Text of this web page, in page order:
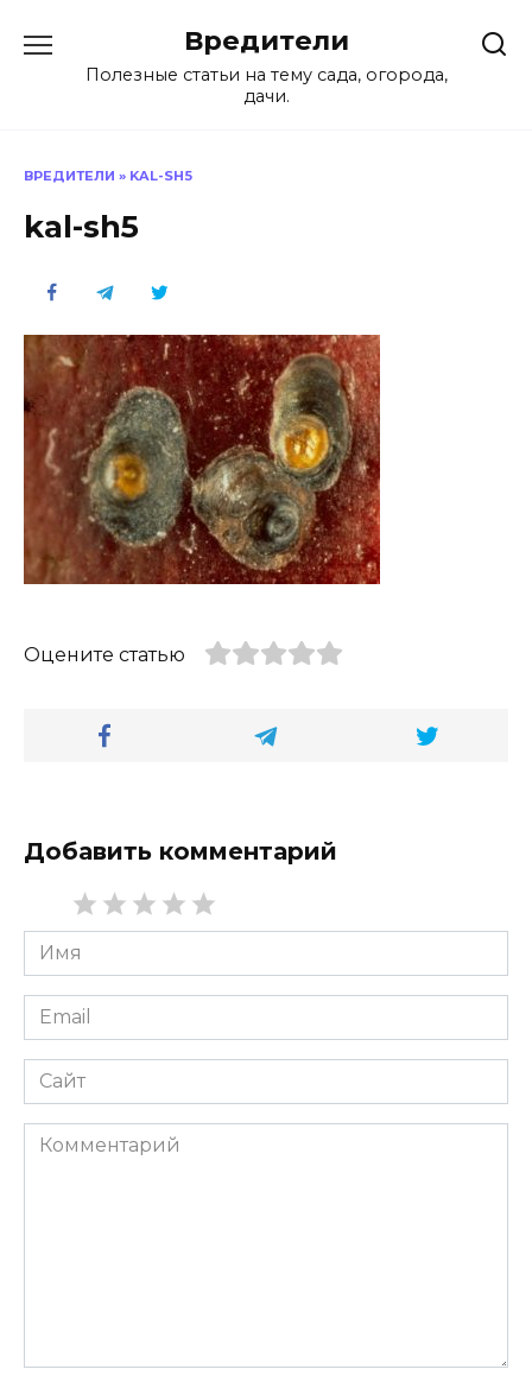
содержанию
Вредители
Полезные статьи на тему сада, огорода,
дачи.
ВРЕДИТЕЛИ » KAL-SH5
kal-sh5
Оцените статью
Добавить комментарий
Имя
*
Email
*
Сайт
Комментарий